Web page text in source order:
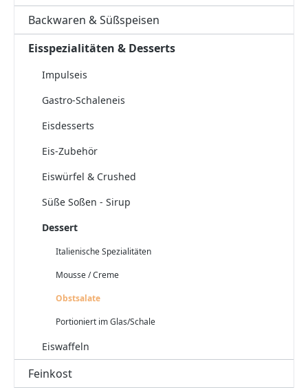
Backwaren & Süßspeisen
Eisspezialitäten & Desserts
Impulseis
Gastro-Schaleneis
Eisdesserts
Eis-Zubehör
Eiswürfel & Crushed
Süße Soßen - Sirup
Dessert
Italienische Spezialitäten
Mousse / Creme
Obstsalate
Portioniert im Glas/Schale
Eiswaffeln
Feinkost